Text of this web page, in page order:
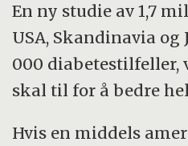
En ny studie av 1,7
USA, Skandinavia
000 diabetestilfeller,
skal til for å bedre
Hvis en middels